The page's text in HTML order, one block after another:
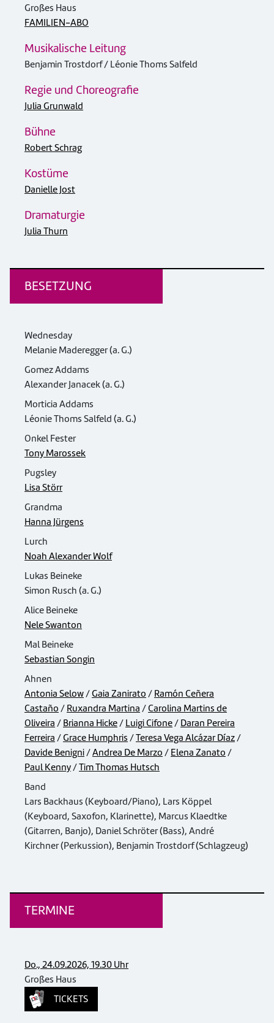
Großes Haus
FAMILIEN-ABO
Musikalische Leitung
Benjamin Trostdorf / Léonie Thoms Salfeld
Regie und Choreografie
Julia Grunwald
Bühne
Robert Schrag
Kostüme
Danielle Jost
Dramaturgie
Julia Thurn
BESETZUNG
Wednesday
Melanie Maderegger (a. G.)
Gomez Addams
Alexander Janacek (a. G.)
Morticia Addams
Léonie Thoms Salfeld (a. G.)
Onkel Fester
Tony Marossek
Pugsley
Lisa Störr
Grandma
Hanna Jürgens
Lurch
Noah Alexander Wolf
Lukas Beineke
Simon Rusch (a. G.)
Alice Beineke
Nele Swanton
Mal Beineke
Sebastian Songin
Ahnen
Antonia Selow/Gaia Zanirato / Ramón Ceñera
Castaño / Ruxandra Martina /Carolina Martins de
Oliveira / Brianna Hicke/ Luigi Cifone/ Daran Pereira
Ferreira /Grace Humphris /Teresa Vega Alcázar Díaz/
Davide Benigni/Andrea De Marzo / Elena Zanato /
Paul Kenny/Tim Thomas Hutsch
Band
Lars Backhaus (Keyboard/Piano), Lars Köppel
(Keyboard, Saxofon, Klarinette), Marcus Klaedtke
(Gitarren, Banjo), Daniel Schröter (Bass), André
Kirchner (Perkussion), Benjamin Trostdorf (Schlagzeug)
TERMINE
Do., 24.09.2026, 19.30 Uhr
Großes Haus
TICKETS